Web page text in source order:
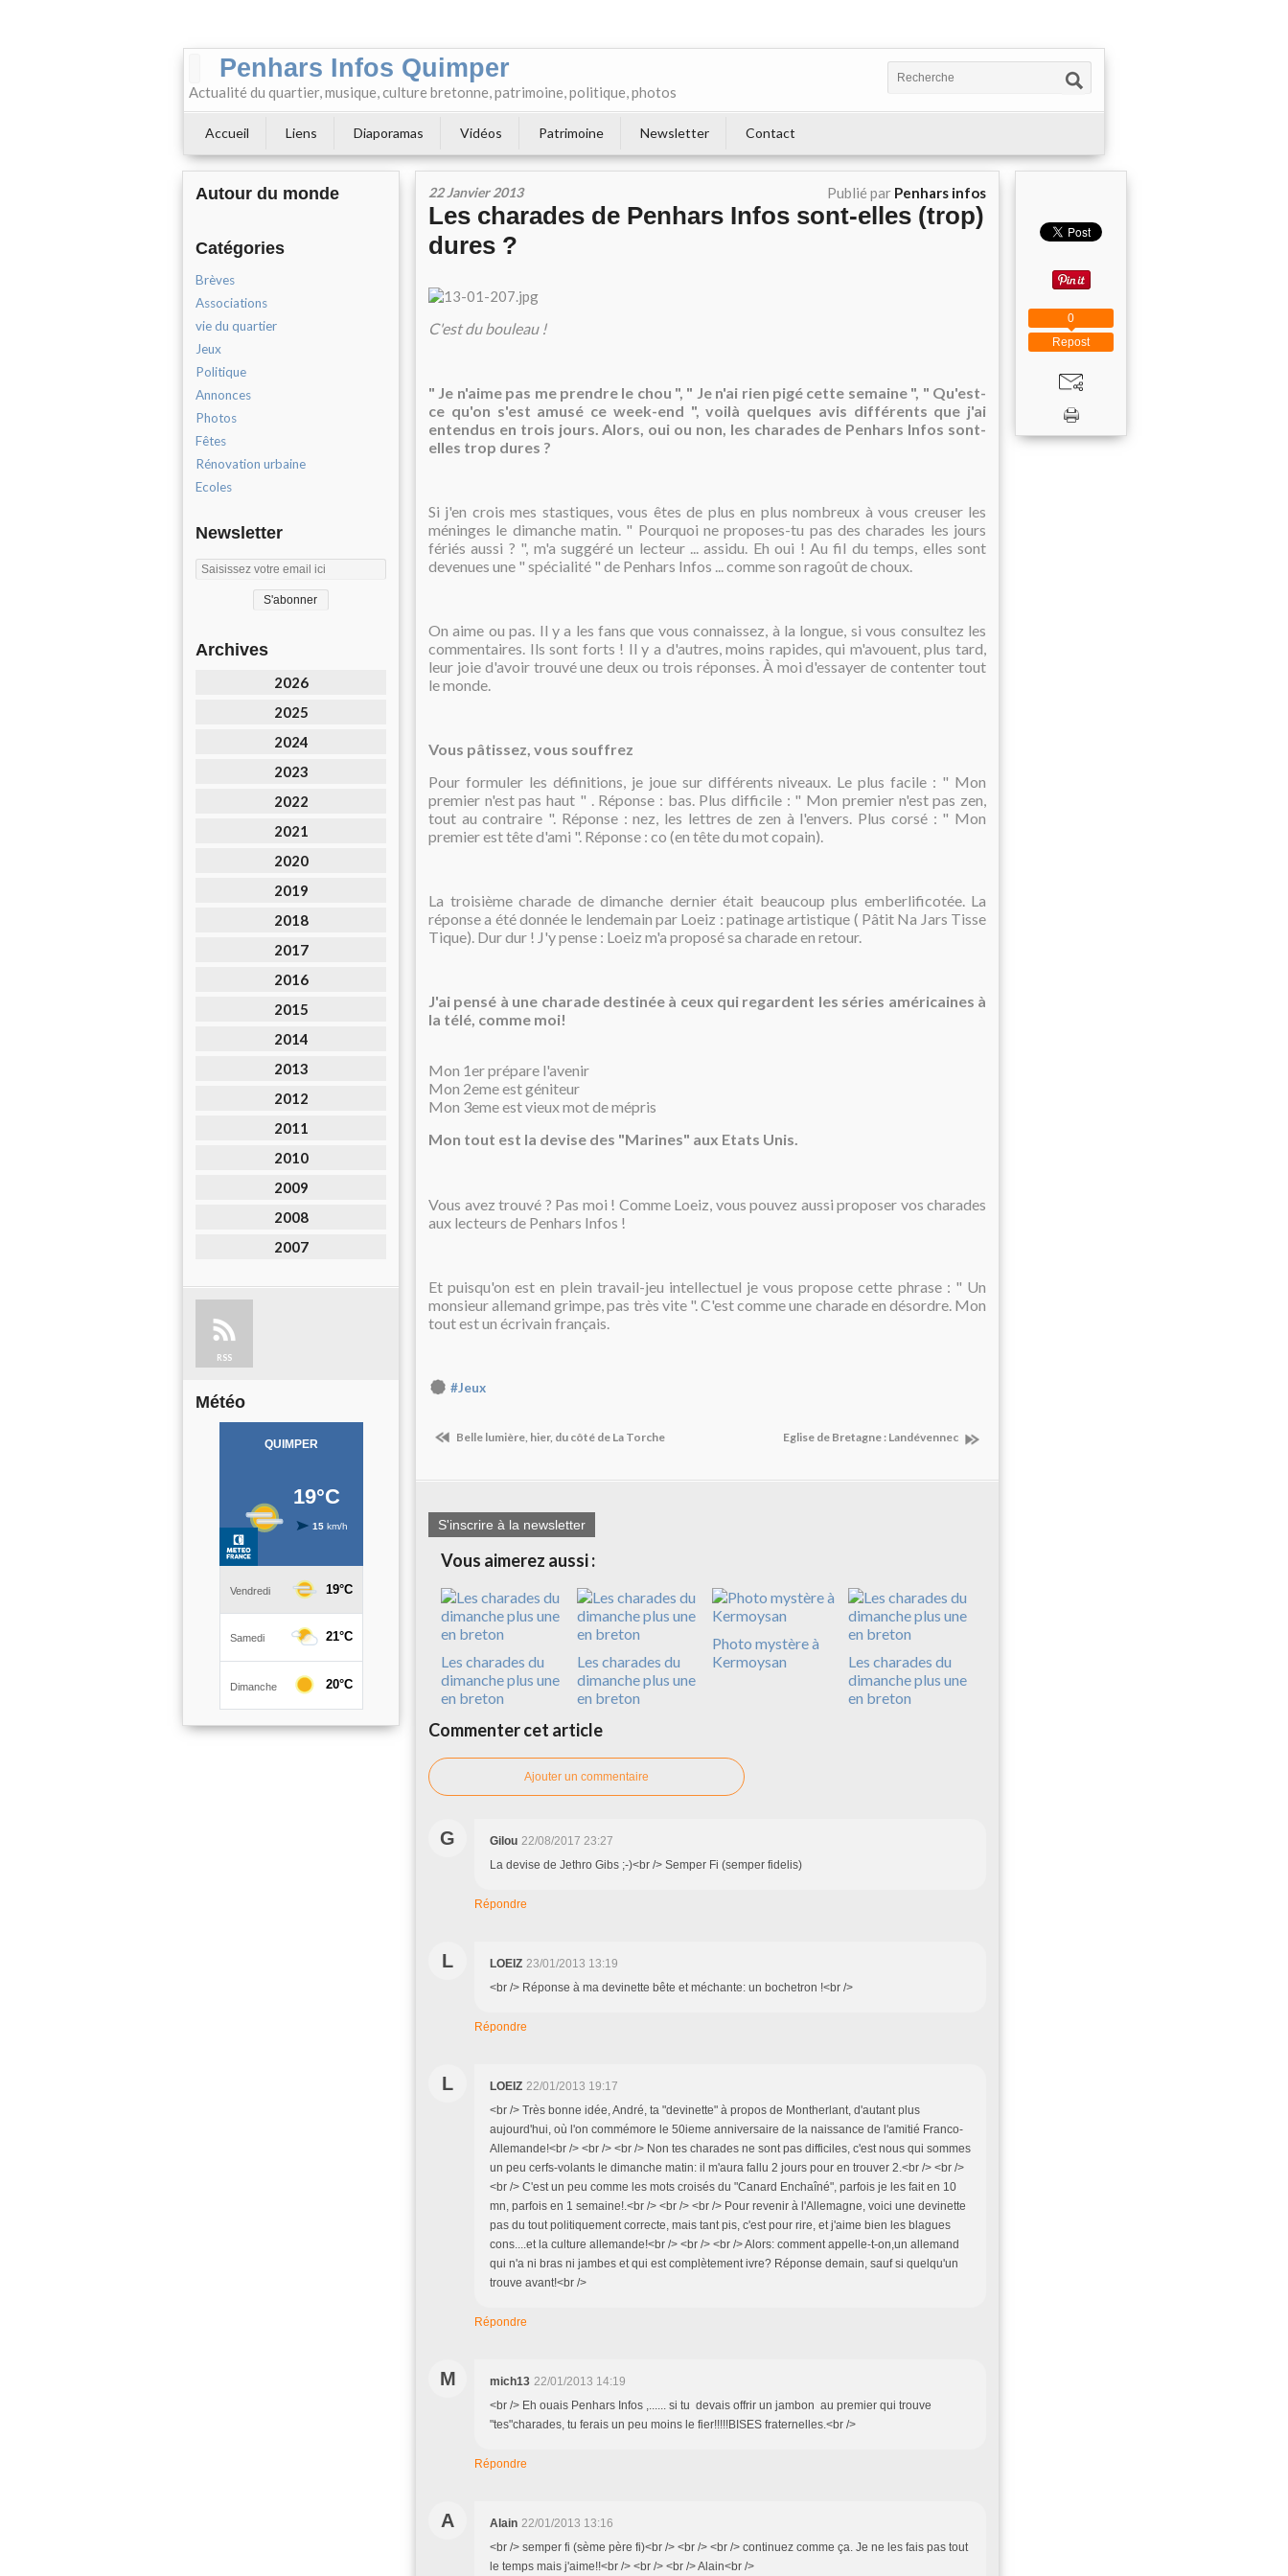
Penhars Infos Quimper
Actualité du quartier, musique, culture bretonne, patrimoine, politique, photos
Accueil Liens Diaporamas Vidéos Patrimoine Newsletter Contact
Autour du monde
Catégories
Brèves
Associations
vie du quartier
Jeux
Politique
Annonces
Photos
Fêtes
Rénovation urbaine
Ecoles
Newsletter
Archives
2026
2025
2024
2023
2022
2021
2020
2019
2018
2017
2016
2015
2014
2013
2012
2011
2010
2009
2008
2007
RSS
Météo
22 Janvier 2013 Publié par Penhars infos
Les charades de Penhars Infos sont-elles (trop)
dures ?
C'est du bouleau !
" Je n'aime pas me prendre le chou ", " Je n'ai rien pigé cette semaine ", " Qu'est-
ce qu'on s'est amusé ce week-end ", voilà quelques avis différents que j'ai
entendus en trois jours. Alors, oui ou non, les charades de Penhars Infos sont-
elles trop dures ?
Si j'en crois mes stastiques, vous êtes de plus en plus nombreux à vous creuser les
méninges le dimanche matin. " Pourquoi ne proposes-tu pas des charades les jours
fériés aussi ? ", m'a suggéré un lecteur ... assidu. Eh oui ! Au fil du temps, elles sont
devenues une " spécialité " de Penhars Infos ... comme son ragoût de choux.
On aime ou pas. Il y a les fans que vous connaissez, à la longue, si vous consultez les
commentaires. Ils sont forts ! Il y a d'autres, moins rapides, qui m'avouent, plus tard,
leur joie d'avoir trouvé une deux ou trois réponses. À moi d'essayer de contenter tout
le monde.
Vous pâtissez, vous souffrez
Pour formuler les définitions, je joue sur différents niveaux. Le plus facile : " Mon
premier n'est pas haut " . Réponse : bas. Plus difficile : " Mon premier n'est pas zen,
tout au contraire ". Réponse : nez, les lettres de zen à l'envers. Plus corsé : " Mon
premier est tête d'ami ". Réponse : co (en tête du mot copain).
La troisième charade de dimanche dernier était beaucoup plus emberlificotée. La
réponse a été donnée le lendemain par Loeiz : patinage artistique ( Pâtit Na Jars Tisse
Tique). Dur dur ! J'y pense : Loeiz m'a proposé sa charade en retour.
J'ai pensé à une charade destinée à ceux qui regardent les séries américaines à
la télé, comme moi!
Mon 1er prépare l'avenir
Mon 2eme est géniteur
Mon 3eme est vieux mot de mépris
Mon tout est la devise des "Marines" aux Etats Unis.
Vous avez trouvé ? Pas moi ! Comme Loeiz, vous pouvez aussi proposer vos charades
aux lecteurs de Penhars Infos !
Et puisqu'on est en plein travail-jeu intellectuel je vous propose cette phrase : " Un
monsieur allemand grimpe, pas très vite ". C'est comme une charade en désordre. Mon
tout est un écrivain français.
#Jeux
Belle lumière, hier, du côté de La Torche Eglise de Bretagne : Landévennec
S'inscrire à la newsletter
Vous aimerez aussi :
Les charades du
dimanche plus une
en breton
Les charades du
dimanche plus une
en breton
Photo mystère à
Kermoysan
Les charades du
dimanche plus une
en breton
Commenter cet article
Ajouter un commentaire
G Gilou 22/08/2017 23:27
La devise de Jethro Gibs ;-)<br /> Semper Fi (semper fidelis)
Répondre
L LOEIZ 23/01/2013 13:19
<br /> Réponse à ma devinette bête et méchante: un bochetron !<br />
Répondre
L LOEIZ 22/01/2013 19:17
<br /> Très bonne idée, André, ta "devinette" à propos de Montherlant, d'autant plus
aujourd'hui, où l'on commémore le 50ieme anniversaire de la naissance de l'amitié Franco-
Allemande!<br /> <br /> <br /> Non tes charades ne sont pas difficiles, c'est nous qui sommes
un peu cerfs-volants le dimanche matin: il m'aura fallu 2 jours pour en trouver 2.<br /> <br />
<br /> C'est un peu comme les mots croisés du "Canard Enchaîné", parfois je les fait en 10
mn, parfois en 1 semaine!.<br /> <br /> <br /> Pour revenir à l'Allemagne, voici une devinette
pas du tout politiquement correcte, mais tant pis, c'est pour rire, et j'aime bien les blagues
cons....et la culture allemande!<br /> <br /> <br /> Alors: comment appelle-t-on,un allemand
qui n'a ni bras ni jambes et qui est complètement ivre? Réponse demain, sauf si quelqu'un
trouve avant!<br />
Répondre
M mich13 22/01/2013 14:19
<br /> Eh ouais Penhars Infos ,...... si tu devais offrir un jambon au premier qui trouve
"tes"charades, tu ferais un peu moins le fier!!!!!BISES fraternelles.<br />
Répondre
A Alain 22/01/2013 13:16
<br /> semper fi (sème père fi)<br /> <br /> <br /> continuez comme ça. Je ne les fais pas tout
le temps mais j'aime!!<br /> <br /> <br /> Alain<br />
Repost
0